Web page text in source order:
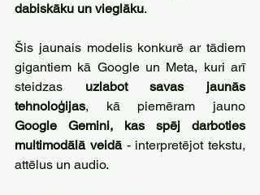
dabiskāku un vieglāku.
Šis jaunais modelis konkurē ar tādiem
gigantiem kā Google un Meta, kuri arī
steidzas uzlabot savas jaunās
tehnoloģijas
Google Gemini, kas spēj darboties
multimodālā veidā - interpretējot tekstu,
attēlus un audio.